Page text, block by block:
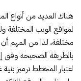
هناك العديد من أنواع
لمواقع الويب المختلفة
مختلفة، لذا من المهم
بالطريقة الصحيحة
اعتبار المخطط ترميز